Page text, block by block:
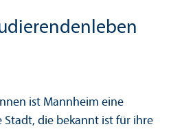
ist Mannheim eine
die bekannt ist für ihre